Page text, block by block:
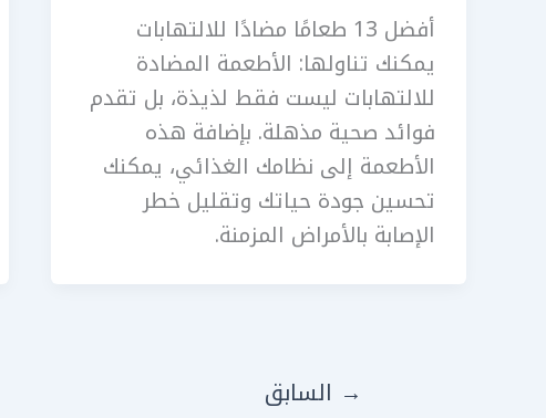
أفضل 13 طعامًا مضادًا للالتهابات
يمكنك تناولها: الأطعمة المضادة
للالتهابات ليست فقط لذيذة، بل تقدم
فوائد صحية مذهلة. بإضافة هذه
الأطعمة إلى نظامك الغذائي، يمكنك
تحسين جودة حياتك وتقليل خطر
الإصابة بالأمراض المزمنة.
→ السابق